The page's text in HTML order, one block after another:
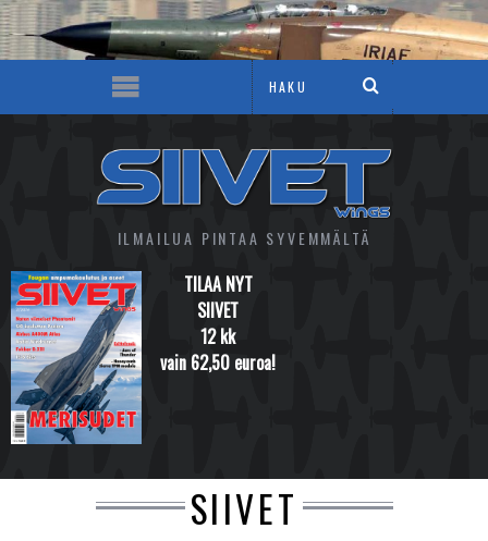
ILMAILUA PINTAA SYVEMMÄLTÄ
TILAA NYT
SIIVET
12 kk
vain 62,50 euroa!
SIIVET